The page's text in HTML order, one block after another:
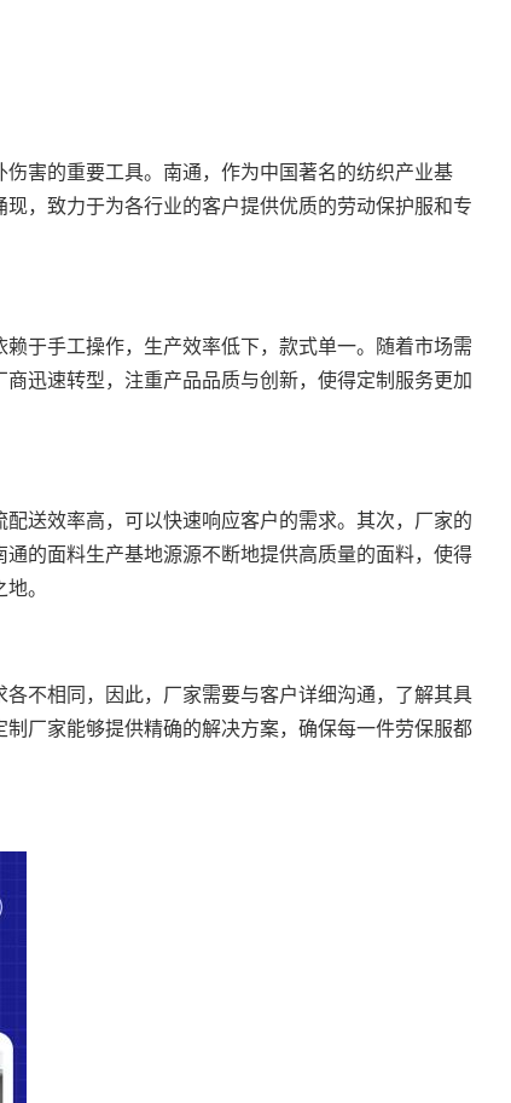
害的重要工具。南通，作为中国著名的纺织产业基
现，致力于为各行业的客户提供优质的劳动保护服和专
于手工操作，生产效率低下，款式单一。随着市场需
迅速转型，注重产品品质与创新，使得定制服务更加
送效率高，可以快速响应客户的需求。其次，厂家的
的面料生产基地源源不断地提供高质量的面料，使得
。
不相同，因此，厂家需要与客户详细沟通，了解其具
厂家能够提供精确的解决方案，确保每一件劳保服都